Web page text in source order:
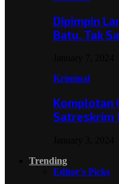
Dipimpin
Batu, Tak
Kriminal
Komplotan
Satreskrim
Trending
Editor's Picks